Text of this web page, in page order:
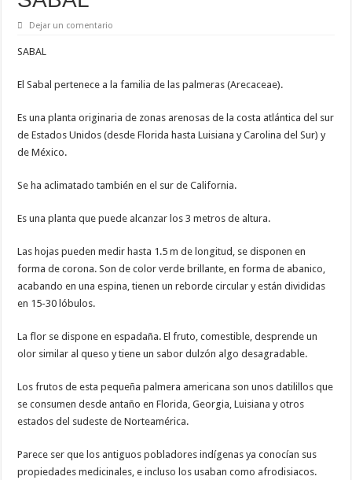
Dejar un comentario
SABAL
El Sabal pertenece a la familia de las palmeras (Arecaceae).
Es una planta originaria de zonas arenosas de la costa atlántica del sur
de Estados Unidos (desde Florida hasta Luisiana y Carolina del Sur) y
de México.
Se ha aclimatado también en el sur de California.
Es una planta que puede alcanzar los 3 metros de altura.
Las hojas pueden medir hasta 1.5 m de longitud, se disponen en
forma de corona. Son de color verde brillante, en forma de abanico,
acabando en una espina, tienen un reborde circular y están divididas
en 15-30 lóbulos.
La flor se dispone en espadaña. El fruto, comestible, desprende un
olor similar al queso y tiene un sabor dulzón algo desagradable.
Los frutos de esta pequeña palmera americana son unos datilillos que
se consumen desde antaño en Florida, Georgia, Luisiana y otros
estados del sudeste de Norteamérica.
Parece ser que los antiguos pobladores indígenas ya conocían sus
propiedades medicinales, e incluso los usaban como afrodisiacos.